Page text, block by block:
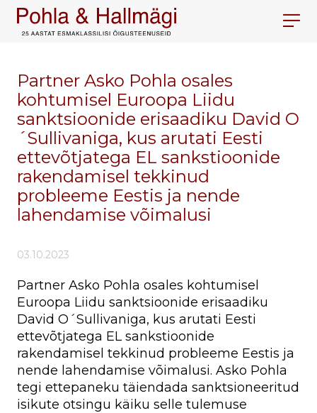
Partner Asko Pohla osales
kohtumisel Euroopa Liidu
sanktsioonide erisaadiku David O
´Sullivaniga, kus arutati Eesti
ettevõtjatega EL sankstioonide
rakendamisel tekkinud
probleeme Eestis ja nende
lahendamise võimalusi
03.10.2023
Partner Asko Pohla osales kohtumisel
Euroopa Liidu sanktsioonide erisaadiku
David O´Sullivaniga, kus arutati Eesti
ettevõtjatega EL sankstioonide
rakendamisel tekkinud probleeme Eestis ja
nende lahendamise võimalusi. Asko Pohla
tegi ettepaneku täiendada sanktsioneeritud
isikute otsingu käiku selle tulemuse